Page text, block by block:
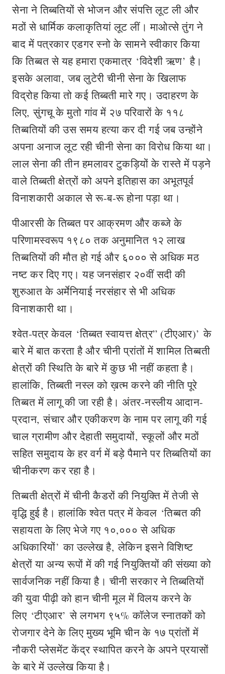
सेना ने तिब्बतियों से भोजन और संपत्ति लूट ली और
मठों से धार्मिक कलाकृतियां लूट लीं। माओत्से तुंग ने
बाद में पत्रकार एडगर स्नो के सामने स्वीकार किया
कि तिब्बत से यह हमारा एकमात्र ‘विदेशी ऋण’ है।
इसके अलावा, जब लुटेरी चीनी सेना के खिलाफ
विद्रोह किया तो कई तिब्बती मारे गए। उदाहरण के
लिए, सुंगचू के मुतो गांव में २७ परिवारों के ११८
तिब्बतियों की उस समय हत्या कर दी गई जब उन्होंने
अपना अनाज लूट रही चीनी सेना का विरोध किया था।
लाल सेना की तीन हमलावर टुकड़ियों के रास्ते में पड़ने
वाले तिब्बती क्षेत्रों को अपने इतिहास का अभूतपूर्व
विनाशकारी अकाल से रू-ब-रू होना पड़ा था।
पीआरसी के तिब्बत पर आक्रमण और कब्जे के
परिणामस्वरूप १९८० तक अनुमानित १२ लाख
तिब्बतियों की मौत हो गई और ६००० से अधिक मठ
नष्ट कर दिए गए। यह जनसंहार २०वीं सदी की
शुरुआत के अर्मेनियाई नरसंहार से भी अधिक
विनाशकारी था।
श्वेत-पत्र केवल ‘तिब्बत स्वायत्त क्षेत्र” (टीएआर)’ के
बारे में बात करता है और चीनी प्रांतों में शामिल तिब्बती
क्षेत्रों की स्थिति के बारे में कुछ भी नहीं कहता है।
हालांकि, तिब्बती नस्‍ल को ख़त्म करने की नीति पूरे
तिब्बत में लागू की जा रही है। अंतर-नस्‍लीय आदान-
प्रदान, संचार और एकीकरण के नाम पर लागू की गई
चाल ग्रामीण और देहाती समुदायों, स्कूलों और मठों
सहित समुदाय के हर वर्ग में बड़े पैमाने पर तिब्बतियों का
चीनीकरण कर रहा है।
तिब्बती क्षेत्रों में चीनी कैडरों की नियुक्ति में तेजी से
वृद्धि हुई है। हालांकि श्वेत पत्र में केवल ‘तिब्बत की
सहायता के लिए भेजे गए १०,००० से अधिक
अधिकारियों’ का उल्लेख है, लेकिन इसने विशिष्ट
क्षेत्रों या अन्य रूपों में की गई नियुक्तियों की संख्या को
सार्वजनिक नहीं किया है। चीनी सरकार ने तिब्बतियों
की युवा पीढ़ी को हान चीनी मूल में विलय करने के
लिए ‘टीएआर’ से लगभग ९५% कॉलेज स्नातकों को
रोजगार देने के लिए मुख्य भूमि चीन के १७ प्रांतों में
नौकरी प्लेसमेंट केंद्र स्थापित करने के अपने प्रयासों
के बारे में उल्‍लेख किया है।